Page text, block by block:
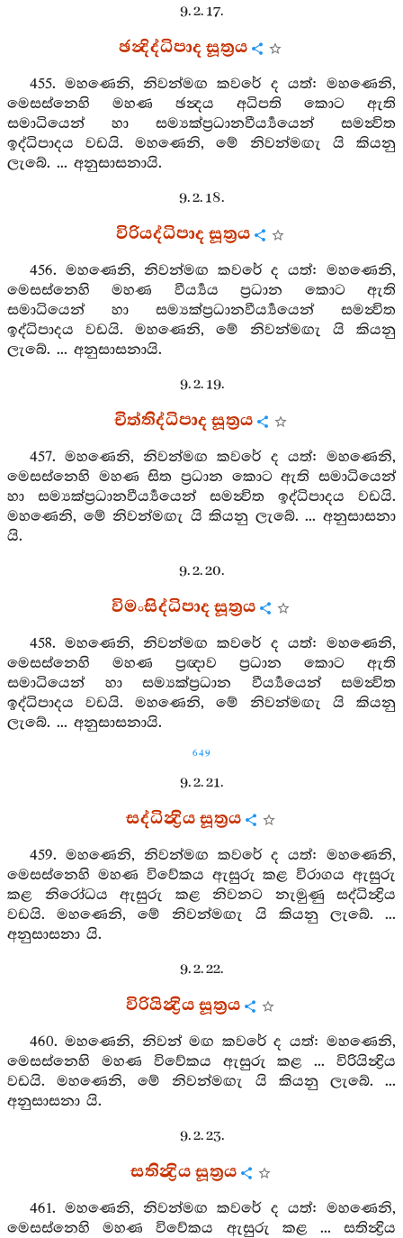
9. 2. 17.
ඡන්‍දිද්ධිපාද සූත්‍රය
455. මහණෙනි, නිවන්මඟ කවරේ ද යත්: මහණෙනි,
මෙසස්නෙහි මහණ ඡන්‍දය අධිපති කොට ඇති
සමාධියෙන් හා සම්‍යක්ප්‍රධානවීර්‍ය්‍යයෙන් සමන්‍විත
ඉද්ධිපාදය වඩයි. මහණෙනි, මේ නිවන්මඟැ යි කියනු
ලැබේ. ... අනුසාසනායි.
9. 2. 18.
විරියද්ධිපාද සූත්‍රය
456. මහණෙනි, නිවන්මඟ කවරේ ද යත්: මහණෙනි,
මෙසස්නෙහි මහණ වීර්‍ය්‍යය ප්‍රධාන කොට ඇති
සමාධියෙන් හා සම්‍යක්ප්‍රධානවීර්‍ය්‍යයෙන් සමන්‍විත
ඉද්ධිපාදය වඩයි. මහණෙනි, මේ නිවන්මඟැ යි කියනු
ලැබේ. ... අනුසාසනායි.
9. 2. 19.
චිත්තිද්ධිපාද සූත්‍රය
457. මහණෙනි, නිවන්මඟ කවරේ ද යත්: මහණෙනි,
මෙසස්නෙහි මහණ සිත ප්‍රධාන කොට ඇති සමාධියෙන්
හා සම්‍යක්ප්‍රධානවීර්‍ය්‍යයෙන් සමන්‍විත ඉද්ධිපාදය වඩයි.
මහණෙනි, මේ නිවන්මඟැ යි කියනු ලැබේ. ... අනුසාසනා
යි.
9. 2. 20.
විමංසිද්ධිපාද සූත්‍රය
458. මහණෙනි, නිවන්මඟ කවරේ ද යත්: මහණෙනි,
මෙසස්නෙහි මහණ ප්‍රඥාව ප්‍රධාන කොට ඇති
සමාධියෙන් හා සම්‍යක්ප්‍රධාන වීර්‍ය්‍යයෙන් සමන්‍විත
ඉද්ධිපාදය වඩයි. මහණෙනි, මේ නිවන්මඟැ යි කියනු
ලැබේ. ... අනුසාසනායි.
649
9. 2. 21.
සද්ධින්‍ද්‍රිය සූත්‍රය
459. මහණෙනි, නිවන්මඟ කවරේ ද යත්: මහණෙනි,
මෙසස්නෙහි මහණ විවේකය ඇසුරු කළ විරාගය ඇසුරු
කළ නිරෝධය ඇසුරු කළ නිවනට නැමුණු සද්ධින්‍ද්‍රිය
වඩයි. මහණෙනි, මේ නිවන්මඟැ යි කියනු ලැබේ. ...
අනුසාසනා යි.
9. 2. 22.
විරියින්‍ද්‍රිය සූත්‍රය
460. මහණෙනි, නිවන් මඟ කවරේ ද යත්: මහණෙනි,
මෙසස්නෙහි මහණ විවේකය ඇසුරු කළ ... විරියින්‍ද්‍රිය
වඩයි. මහණෙනි, මේ නිවන්මඟැ යි කියනු ලැබේ. ...
අනුසාසනා යි.
9. 2. 23.
සතින්‍ද්‍රිය සූත්‍රය
461. මහණෙනි, නිවන්මඟ කවරේ ද යත්: මහණෙනි,
මෙසස්නෙහි මහණ විවේකය ඇසුරු කළ ... සතින්‍ද්‍රිය